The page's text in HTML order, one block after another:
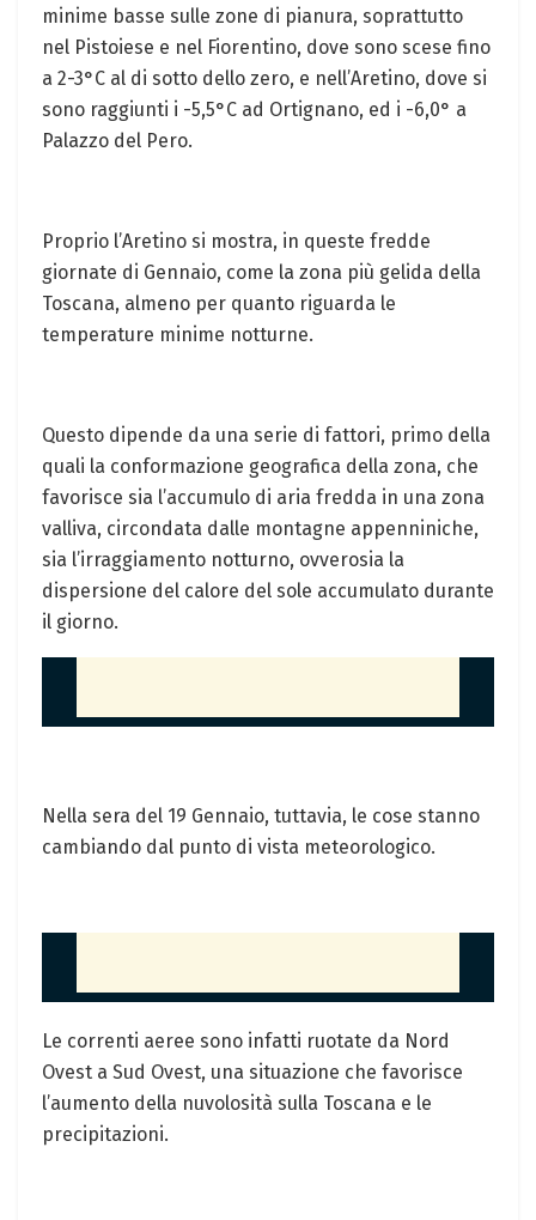
minime basse sulle zone di pianura, soprattutto
nel Pistoiese e nel Fiorentino, dove sono scese fino
a 2-3°C al di sotto dello zero, e nell’Aretino, dove si
sono raggiunti i -5,5°C ad Ortignano, ed i -6,0° a
Palazzo del Pero.
Proprio l’Aretino si mostra, in queste fredde
giornate di Gennaio, come la zona più gelida della
Toscana, almeno per quanto riguarda le
temperature minime notturne.
Questo dipende da una serie di fattori, primo della
quali la conformazione geografica della zona, che
favorisce sia l’accumulo di aria fredda in una zona
valliva, circondata dalle montagne appenniniche,
sia l’irraggiamento notturno, ovverosia la
dispersione del calore del sole accumulato durante
il giorno.
Nella sera del 19 Gennaio, tuttavia, le cose stanno
cambiando dal punto di vista meteorologico.
Le correnti aeree sono infatti ruotate da Nord
Ovest a Sud Ovest, una situazione che favorisce
l’aumento della nuvolosità sulla Toscana e le
precipitazioni.